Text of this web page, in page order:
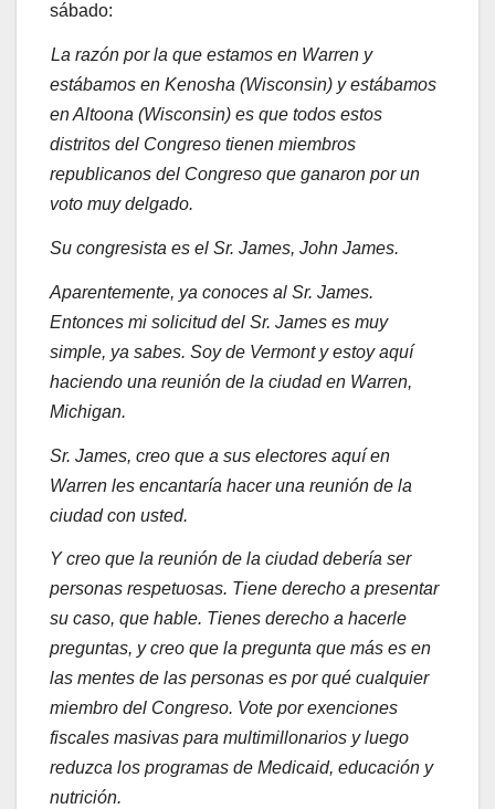
sábado:
La razón por la que estamos en Warren y
estábamos en Kenosha (Wisconsin) y estábamos
en Altoona (Wisconsin) es que todos estos
distritos del Congreso tienen miembros
republicanos del Congreso que ganaron por un
voto muy delgado.
Su congresista es el Sr. James, John James.
Aparentemente, ya conoces al Sr. James.
Entonces mi solicitud del Sr. James es muy
simple, ya sabes. Soy de Vermont y estoy aquí
haciendo una reunión de la ciudad en Warren,
Michigan.
Sr. James, creo que a sus electores aquí en
Warren les encantaría hacer una reunión de la
ciudad con usted.
Y creo que la reunión de la ciudad debería ser
personas respetuosas. Tiene derecho a presentar
su caso, que hable. Tienes derecho a hacerle
preguntas, y creo que la pregunta que más es en
las mentes de las personas es por qué cualquier
miembro del Congreso. Vote por exenciones
fiscales masivas para multimillonarios y luego
reduzca los programas de Medicaid, educación y
nutrición.